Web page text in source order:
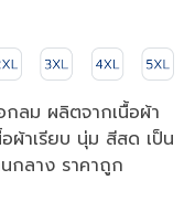
กลม ผลิตจากเนื้อผ้า
อผ้าเรียบ นุ่ม สีสด เป็น
นกลาง ราคาถูก